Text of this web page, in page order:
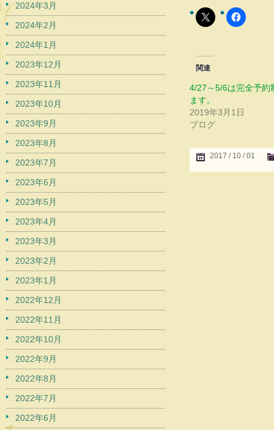
関連
4/27～5/6は完全予約
ます。
2019年3月1日
ブログ
2017 / 10 / 01
2024年3月
2024年2月
2024年1月
2023年12月
2023年11月
2023年10月
2023年9月
2023年8月
2023年7月
2023年6月
2023年5月
2023年4月
2023年3月
2023年2月
2023年1月
2022年12月
2022年11月
2022年10月
2022年9月
2022年8月
2022年7月
2022年6月